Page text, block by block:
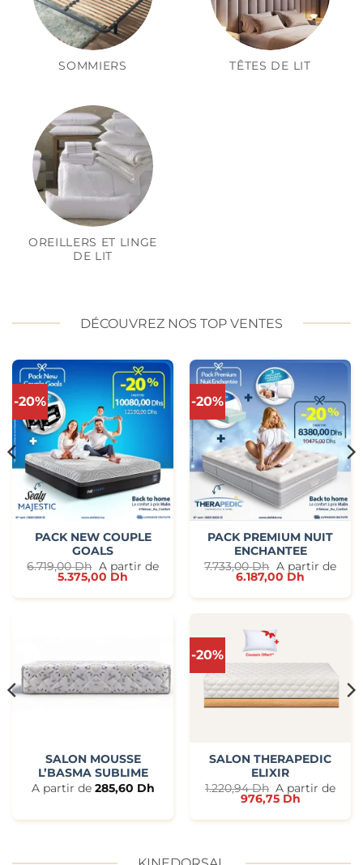
SOMMIERS TÊTES DE LIT
OREILLERS ET LINGE
DE LIT
DÉCOUVREZ NOS TOP VENTES
-20%
PACK NEW COUPLE
GOALS
6.719,00Dh A partir de
5.375,00 Dh
-20%
PACK PREMIUM NUIT
ENCHANTEE
7.733,00Dh A partir de
6.187,00 Dh
SALON MOUSSE
L’BASMA SUBLIME
A partir de 285,60 Dh
-20%
SALON THERAPEDIC
ELIXIR
1.220,94Dh A partir de
976,75 Dh